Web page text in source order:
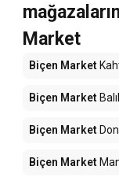
Market
Biçen Market
Biçen Market
Biçen Market
Biçen Market